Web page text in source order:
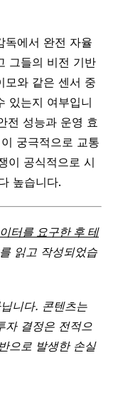
독에서 완전 자율
그들의 비전 기반
모와 같은 센서 중
있는지 여부입니
전 성능과 운영 효
궁극적으로 교통
이 공식적으로 시
높습니다.
터를 요구한 후 테
를 읽고 작성되었습
니다. 콘텐츠는
자 결정은 전적으
으로 발생한 손실